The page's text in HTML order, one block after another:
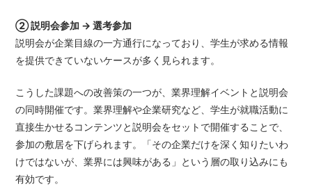
② 説明会参加 → 選考参加
説明会が企業目線の一方通行になっており、学生が求める情報
を提供できていないケースが多く見られます。
こうした課題への改善策の一つが、業界理解イベントと説明会
の同時開催です。業界理解や企業研究など、学生が就職活動に
直接生かせるコンテンツと説明会をセットで開催することで、
参加の敷居を下げられます。「その企業だけを深く知りたいわ
けではないが、業界には興味がある」という層の取り込みにも
有効です。